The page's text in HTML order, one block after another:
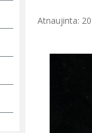
Atnaujinta: